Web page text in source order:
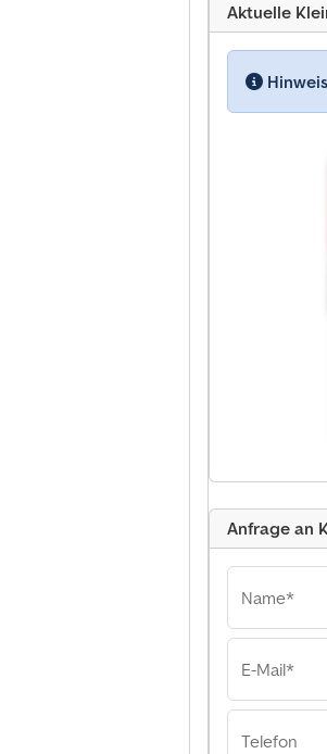
Aktuelle
Anfrage an
Name*
E-Mail*
Telefon